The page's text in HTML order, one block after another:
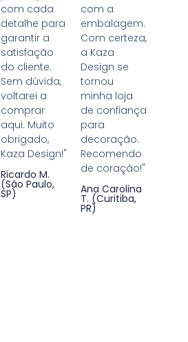
com cada
detalhe para
garantir a
satisfação
do cliente.
Sem dúvida,
voltarei a
comprar
aqui. Muito
obrigado,
Kaza Design!"
Ricardo M.
(São Paulo,
SP)
com a
embalagem.
Com certeza,
a Kaza
Design se
tornou
minha loja
de confiança
para
decoração.
Recomendo
de coração!"
Ana Carolina
T. (Curitiba,
PR)